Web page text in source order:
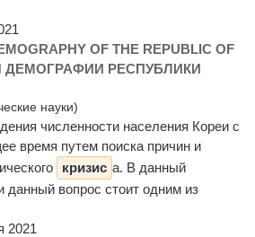
OF THE REPUBLIC OF
ДЕМОГРАФИИ РЕСПУБЛИКИ
науки)
численности населения Кореи с
время путем поиска причин и
кризис а. В данный
данный вопрос стоит одним из
2021